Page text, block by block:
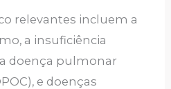
relevantes incluem a
a insuficiência
doença pulmonar
e doenças